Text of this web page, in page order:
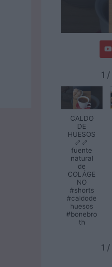
1 /
CALDO
DE
HUESOS
🦴🦴
fuente
natural
de
COLÁGE
NO
#shorts
#caldode
huesos
#bonebro
th
1 /